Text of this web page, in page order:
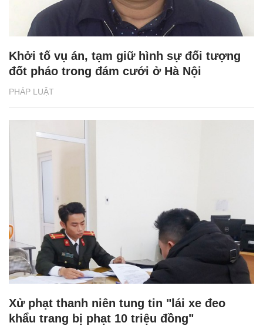
PHÁP LUẬT
Khởi tố vụ án, tạm giữ hình sự đối tượng
đốt pháo trong đám cưới ở Hà Nội
Xử phạt thanh niên tung tin "lái xe đeo
khẩu trang bị phạt 10 triệu đồng"